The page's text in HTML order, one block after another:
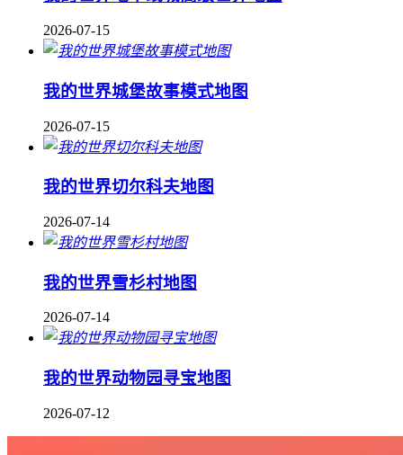
2026-07-15
我的世界城堡故事模式地图
2026-07-15
我的世界切尔科夫地图
2026-07-14
我的世界雪杉村地图
2026-07-14
我的世界动物园寻宝地图
2026-07-12